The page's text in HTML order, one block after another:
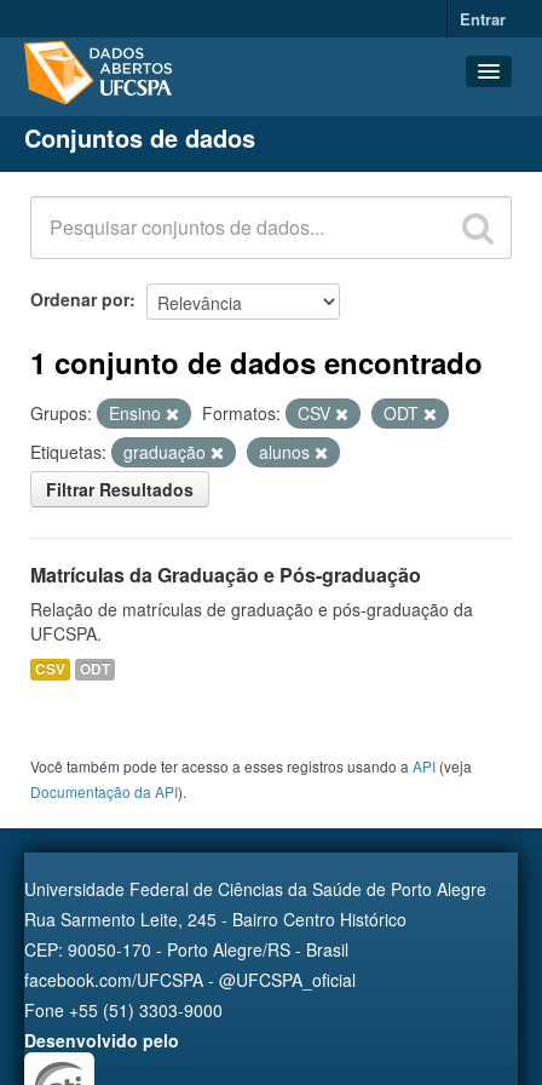
Entrar
Conjuntos de dados
Organizações
Grupos
Sobre
Conjuntos de dados
Ordenar por
1 conjunto de dados encontrado
Grupos: Ensino Formatos: CSV
ODT
Etiquetas:
graduação
alunos
Filtrar Resultados
Matrículas da Graduação e Pós-graduação
Relação de matrículas de graduação e pós-graduação da
UFCSPA.
CSV ODT
Você também pode ter acesso a esses registros usando a API (veja
Documentação da API).
Universidade Federal de Ciências da Saúde de Porto Alegre
Rua Sarmento Leite, 245 - Bairro Centro Histórico
CEP: 90050-170 - Porto Alegre/RS - Brasil
facebook.com/UFCSPA - @UFCSPA_oficial
Fone +55 (51) 3303-9000
Desenvolvido pelo